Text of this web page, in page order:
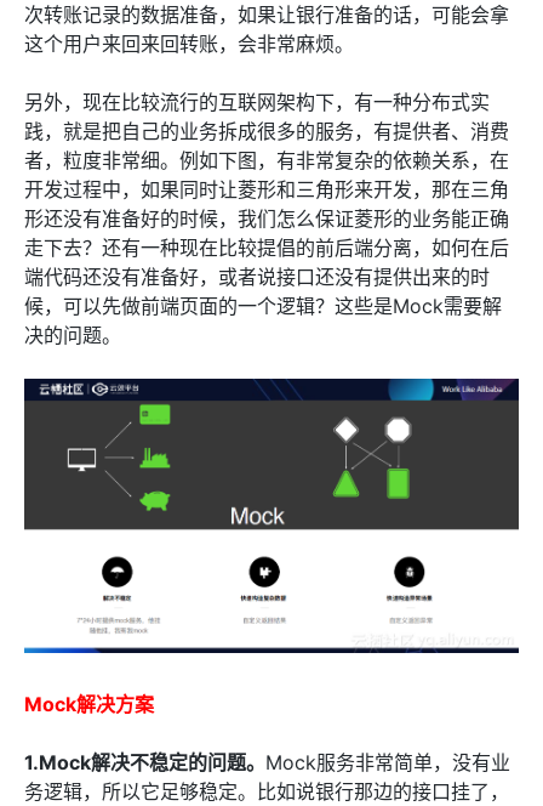
次转账记录的数据准备，如果让银行准备的话，可能会拿
这个用户来回来回转账，会非常麻烦。
另外，现在比较流行的互联网架构下，有一种分布式实
践，就是把自己的业务拆成很多的服务，有提供者、消费
者，粒度非常细。例如下图，有非常复杂的依赖关系，在
开发过程中，如果同时让菱形和三角形来开发，那在三角
形还没有准备好的时候，我们怎么保证菱形的业务能正确
走下去？还有一种现在比较提倡的前后端分离，如何在后
端代码还没有准备好，或者说接口还没有提供出来的时
候，可以先做前端页面的一个逻辑？这些是Mock需要解
决的问题。
Mock解决方案
1.Mock解决不稳定的问题。 Mock服务非常简单，没有业
务逻辑，所以它足够稳定。比如说银行那边的接口挂了，